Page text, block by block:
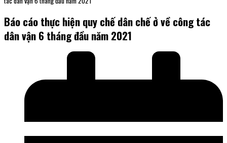
Báo cáo thực hiện quy chế dân chế ở về công tác
dân vận 6 tháng đầu năm 2021